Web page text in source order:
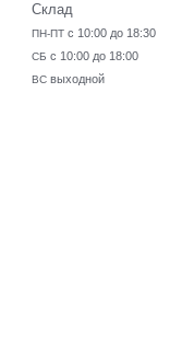
Склад
ПН-ПТ с 10:00 до 18:30
СБ с 10:00 до 18:00
ВС выходной